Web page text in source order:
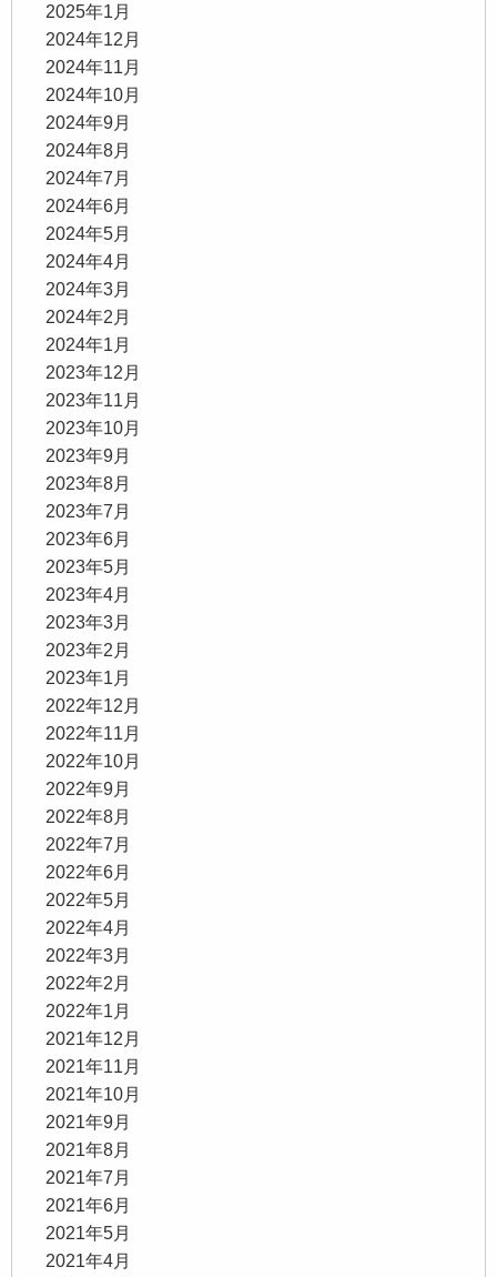
2025年1月
2024年12月
2024年11月
2024年10月
2024年9月
2024年8月
2024年7月
2024年6月
2024年5月
2024年4月
2024年3月
2024年2月
2024年1月
2023年12月
2023年11月
2023年10月
2023年9月
2023年8月
2023年7月
2023年6月
2023年5月
2023年4月
2023年3月
2023年2月
2023年1月
2022年12月
2022年11月
2022年10月
2022年9月
2022年8月
2022年7月
2022年6月
2022年5月
2022年4月
2022年3月
2022年2月
2022年1月
2021年12月
2021年11月
2021年10月
2021年9月
2021年8月
2021年7月
2021年6月
2021年5月
2021年4月